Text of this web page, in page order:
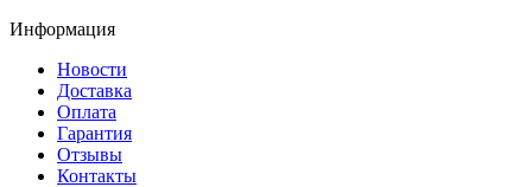
Информация
Новости
Доставка
Оплата
Гарантия
Отзывы
Контакты